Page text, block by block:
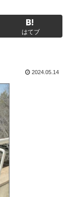
はてブ
2024.05.14